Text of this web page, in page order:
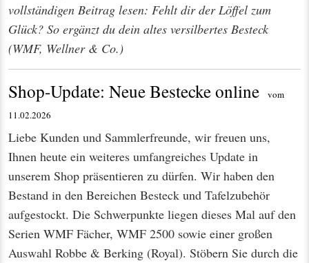
vollständigen Beitrag lesen: Fehlt dir der Löffel zum
Glück? So ergänzt du dein altes versilbertes Besteck
(WMF, Wellner & Co.)
Shop-Update: Neue Bestecke online vom
11.02.2026
Liebe Kunden und Sammlerfreunde, wir freuen uns,
Ihnen heute ein weiteres umfangreiches Update in
unserem Shop präsentieren zu dürfen. Wir haben den
Bestand in den Bereichen Besteck und Tafelzubehör
aufgestockt. Die Schwerpunkte liegen dieses Mal auf den
Serien WMF Fächer, WMF 2500 sowie einer großen
Auswahl Robbe & Berking (Royal). Stöbern Sie durch die